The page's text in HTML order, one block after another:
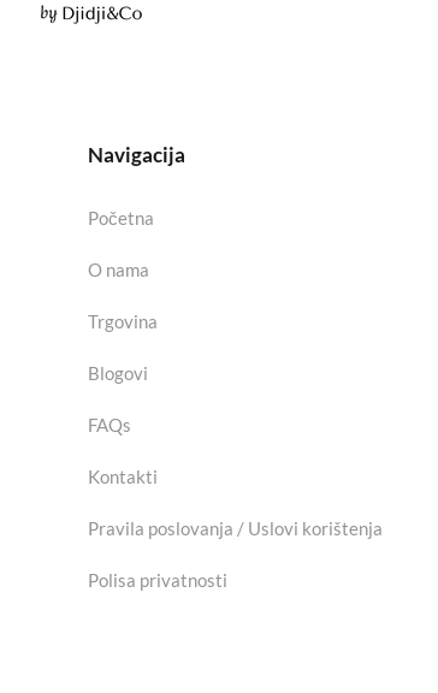
Navigacija
Početna
O nama
Trgovina
Blogovi
FAQs
Kontakti
Pravila poslovanja / Uslovi korištenja
Polisa privatnosti